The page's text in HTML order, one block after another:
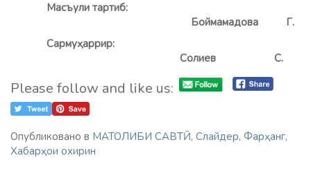
Масъули тартиб:
Боймамадова Г.
Сармуҳаррир:
Солиев С.
Please follow and like us:
Опубликовано в МАТОЛИБИ САВТӢ, Слайдер, Фарҳанг,
Хабарҳои охирин